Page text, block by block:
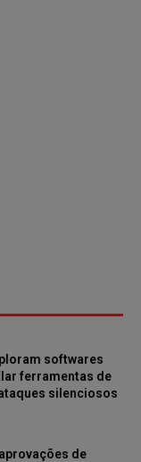
softwares
ferramentas de
silenciosos
de